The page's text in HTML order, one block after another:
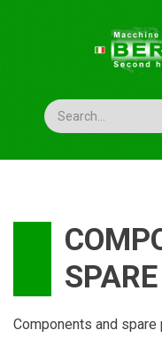
Search
Components and spare